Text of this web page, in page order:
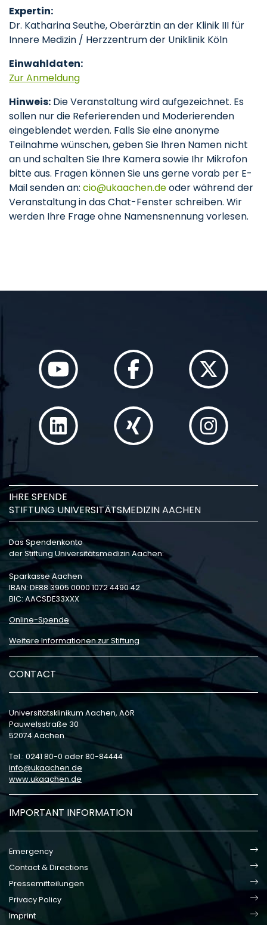
Expertin:
Dr. Katharina Seuthe, Oberärztin an der Klinik III für
Innere Medizin / Herzzentrum der Uniklinik Köln
Einwahldaten:
Zur Anmeldung
Hinweis: Die Veranstaltung wird aufgezeichnet. Es
sollen nur die Referierenden und Moderierenden
eingeblendet werden. Falls Sie eine anonyme
Teilnahme wünschen, geben Sie Ihren Namen nicht
an und schalten Sie Ihre Kamera sowie Ihr Mikrofon
bitte aus. Fragen können Sie uns gerne vorab per E-
Mail senden an: cio ukaachendeoder während der
Veranstaltung in das Chat-Fenster schreiben. Wir
werden Ihre Frage ohne Namensnennung vorlesen.
IHRE SPENDE
STIFTUNG UNIVERSITÄTSMEDIZIN AACHEN
Das Spendenkonto
der Stiftung Universitätsmedizin Aachen:
Sparkasse Aachen
IBAN: DE88 3905 0000 1072 4490 42
BIC: AACSDE33XXX
Online-Spende
Weitere Informationen zur Stiftung
CONTACT
Universitätsklinikum Aachen, AöR
Pauwelsstraße 30
52074 Aachen
Tel.: 0241 80-0 oder 80-84444
info
ukaachen de
www.ukaachen.de
IMPORTANT INFORMATION
Emergency
Contact & Directions
Pressemitteilungen
Privacy Policy
Imprint